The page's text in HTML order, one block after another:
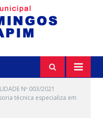
Nº 003/2021
técnica especializa em